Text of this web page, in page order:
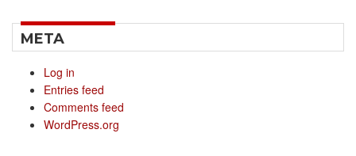
META
Log in
Entries feed
Comments feed
WordPress.org